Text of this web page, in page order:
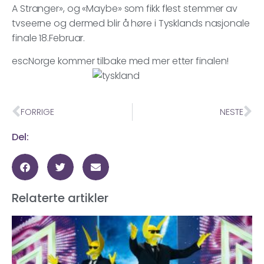
A Stranger», og «Maybe» som fikk flest stemmer av
tvseerne og dermed blir å høre i Tysklands nasjonale
finale 18.Februar.
escNorge kommer tilbake med mer etter finalen!
FORRIGE NESTE
Del:
Relaterte artikler